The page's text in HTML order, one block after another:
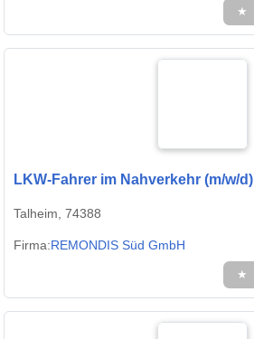
★
LKW-Fahrer im Nahverkehr (m/w/d)
Talheim, 74388
Firma:REMONDIS Süd GmbH
★